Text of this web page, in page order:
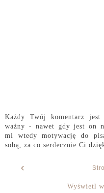
Każdy Twój komentarz
ważny - nawet gdy jest on
mi wtedy motywację do
sobą, za co serdecznie Ci
‹
Wyświetl